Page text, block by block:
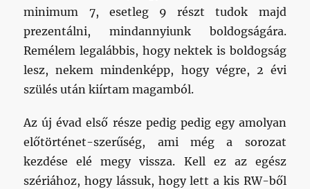
minimum 7, esetleg 9 részt tudok majd
prezentálni, mindannyiunk boldogságára.
Remélem legalábbis, hogy nektek is boldogság
lesz, nekem mindenképp, hogy végre, 2 évi
szülés után kiírtam magamból.
Az új évad első része pedig pedig egy amolyan
előtörténet-szerűség, ami még a sorozat
kezdése elé megy vissza. Kell ez az egész
szériához, hogy lássuk, hogy lett a kis RW-ből